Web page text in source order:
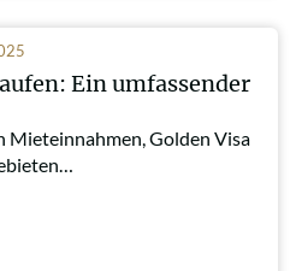
Ein umfassender
Golden Visa